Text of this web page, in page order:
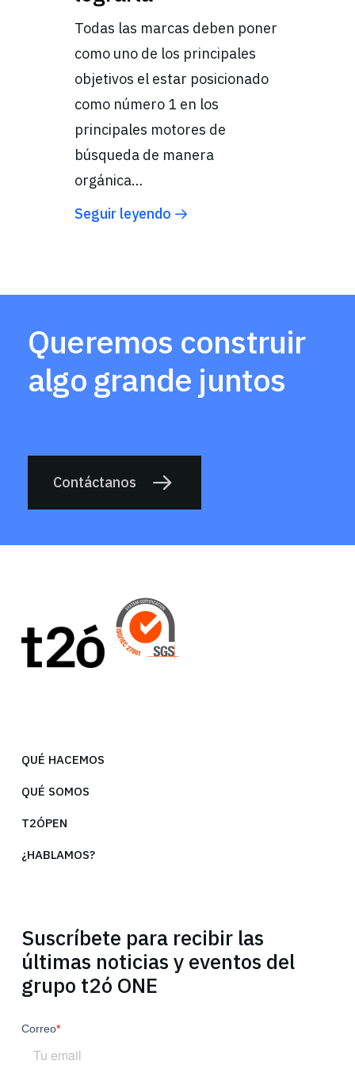
Todas las marcas deben poner
como uno de los principales
objetivos el estar posicionado
como número 1 en los
principales motores de
búsqueda de manera
orgánica…
Seguir leyendo
Queremos construir
algo grande juntos
Contáctanos
QUÉ HACEMOS
QUÉ SOMOS
T2ÓPEN
¿HABLAMOS?
Suscríbete para recibir las
últimas noticias y eventos del
grupo t2ó ONE